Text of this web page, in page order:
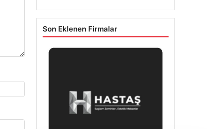
Son Eklenen Firmalar